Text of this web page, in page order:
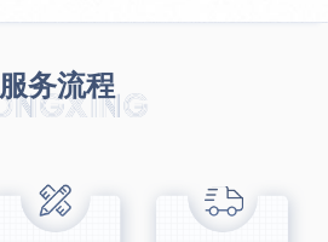
服务流程